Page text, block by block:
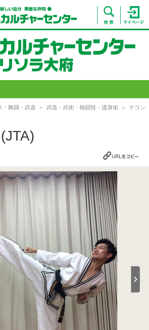
・舞踊・武道 武道・武術・格闘技・護身術
テコン